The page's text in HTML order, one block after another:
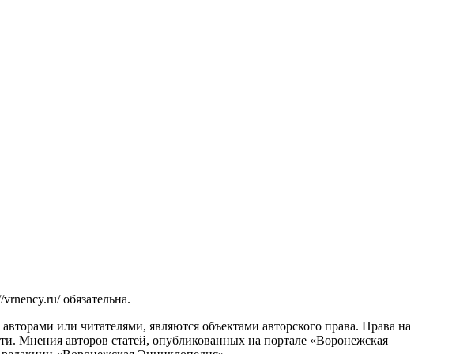
обязательна.
или читателями, являются объектами авторского права. Права на
Мнения авторов статей, опубликованных на портале «Воронежская